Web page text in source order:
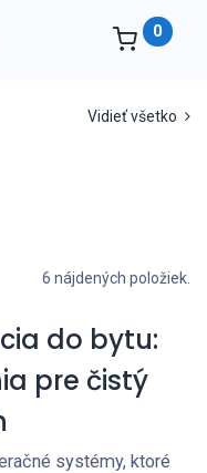
0
Vidieť všetko
6 nájdených položiek.
do bytu:
pre čistý
systémy, ktoré